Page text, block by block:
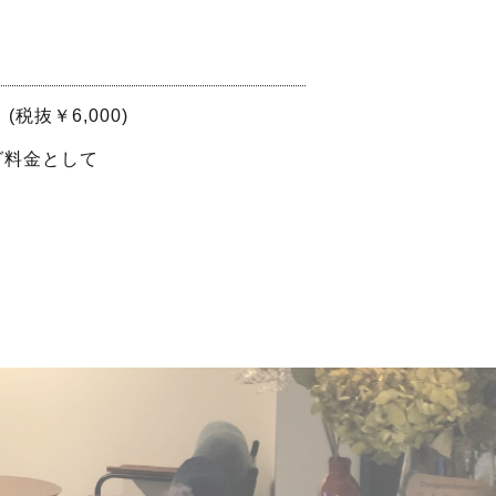
(税抜￥6,000)
金として